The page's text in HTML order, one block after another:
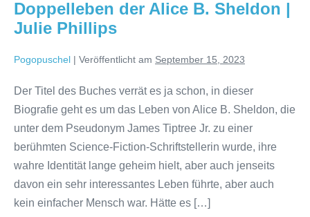
Doppelleben der Alice B. Sheldon |
Julie Phillips
Pogopuschel | Veröffentlicht am September 15, 2023
Der Titel des Buches verrät es ja schon, in dieser
Biografie geht es um das Leben von Alice B. Sheldon, die
unter dem Pseudonym James Tiptree Jr. zu einer
berühmten Science-Fiction-Schriftstellerin wurde, ihre
wahre Identität lange geheim hielt, aber auch jenseits
davon ein sehr interessantes Leben führte, aber auch
kein einfacher Mensch war. Hätte es […]